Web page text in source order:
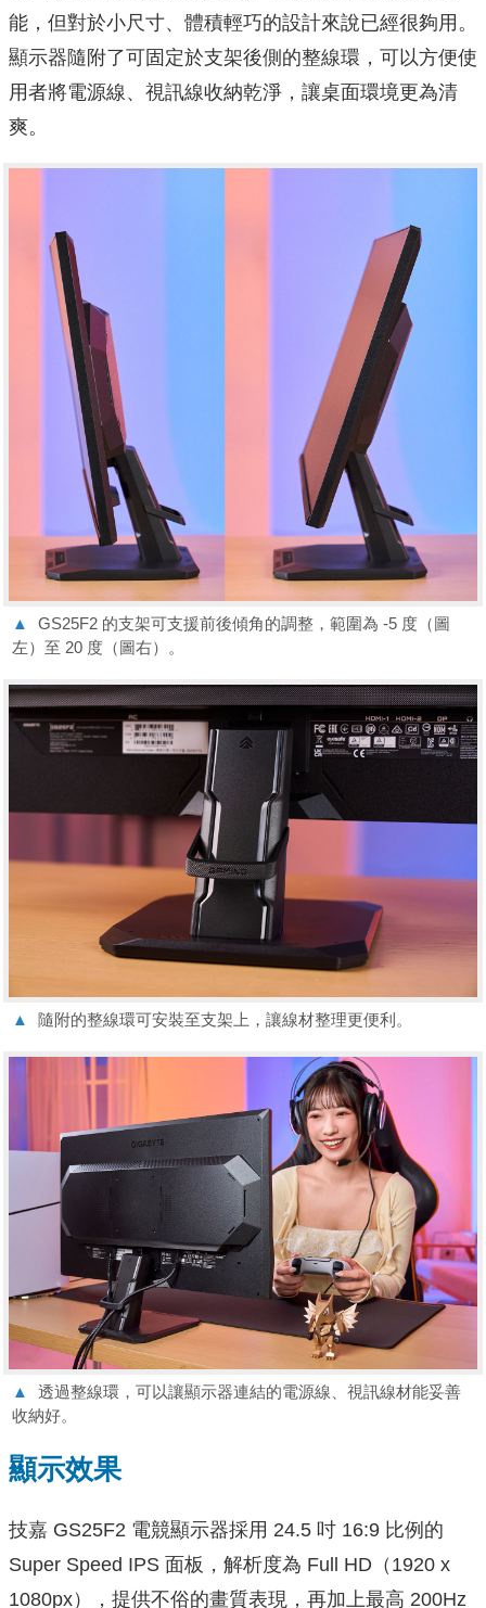
能，但對於小尺寸、體積輕巧的設計來說已經很夠用。
顯示器隨附了可固定於支架後側的整線環，可以方便使
用者將電源線、視訊線收納乾淨，讓桌面環境更為清
爽。
▲
GS25F2 的支架可支援前後傾角的調整，範圍為 -5 度（圖
左）至 20 度（圖右）。
▲ 隨附的整線環可安裝至支架上，讓線材整理更便利。
▲
透過整線環，可以讓顯示器連結的電源線、視訊線材能妥善
收納好。
顯示效果
技嘉 GS25F2 電競顯示器採用 24.5 吋 16:9 比例的
Super Speed IPS 面板，解析度為 Full HD（1920 x
1080px），提供不俗的畫質表現，再加上最高 200Hz